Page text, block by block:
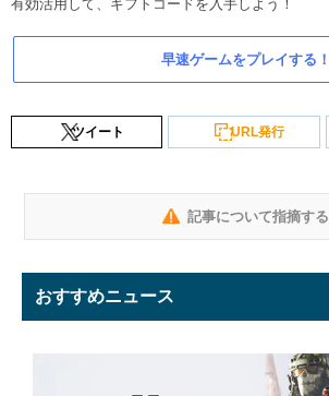
有効活用して、ギフトコードを入手しよう！
早速ゲームをプレイする！
ツイート URL発行
記事について指摘する
おすすめニュース